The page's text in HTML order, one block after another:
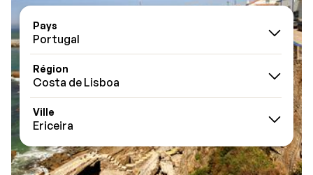
Pays
Portugal
Région
Costa de Lisboa
Ville
Ericeira